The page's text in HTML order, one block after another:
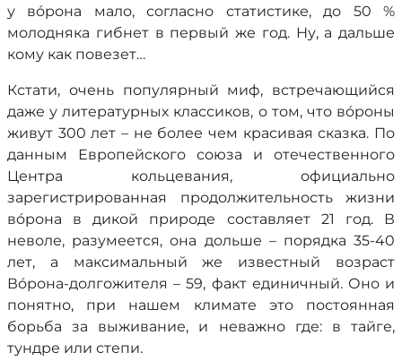
у вóрона мало, согласно статистике, до 50 %
молодняка гибнет в первый же год. Ну, а дальше
кому как повезет…
Кстати, очень популярный миф, встречающийся
даже у литературных классиков, о том, что вóроны
живут 300 лет – не более чем красивая сказка. По
данным Европейского союза и отечественного
Центра кольцевания, официально
зарегистрированная продолжительность жизни
вóрона в дикой природе составляет 21 год. В
неволе, разумеется, она дольше – порядка 35-40
лет, а максимальный же известный возраст
Вóрона-долгожителя – 59, факт единичный. Оно и
понятно, при нашем климате это постоянная
борьба за выживание, и неважно где: в тайге,
тундре или степи.